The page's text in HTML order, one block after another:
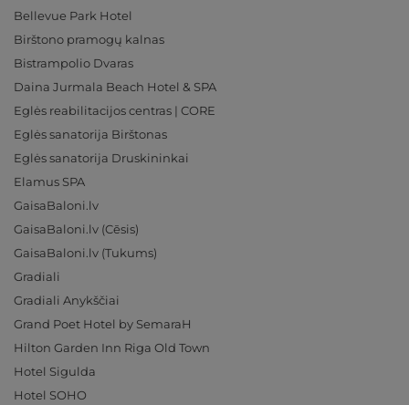
Bellevue Park Hotel
Birštono pramogų kalnas
Bistrampolio Dvaras
Daina Jurmala Beach Hotel & SPA
Eglės reabilitacijos centras | CORE
Eglės sanatorija Birštonas
Eglės sanatorija Druskininkai
Elamus SPA
GaisaBaloni.lv
GaisaBaloni.lv (Cēsis)
GaisaBaloni.lv (Tukums)
Gradiali
Gradiali Anykščiai
Grand Poet Hotel by SemaraH
Hilton Garden Inn Riga Old Town
Hotel Sigulda
Hotel SOHO